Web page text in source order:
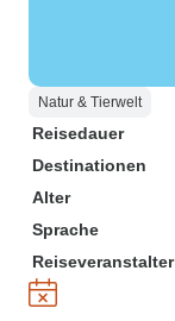
Natur & Tierwelt
Reisedauer
Destinationen
Alter
Sprache
Reiseveranstalter